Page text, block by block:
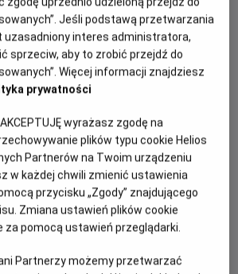
WIĘCEJ SZCZEGÓŁÓW
z łabędzi zamienia się w piękną
zdaje się oszołomiony. Na
rzucony czar, który trzyma ją w
jej odzyskać ludzką postać jedynie w
odpowiedzialny na klątwę Odetty,
sprawiając, aby zadeklarował
złożoną Odetcie. Skazana na
Jeśli podstawą przetwarzania
uzasadniony interes administratora,
sprzeciw, aby to zrobić przejdź do
Więcej informacji znajdziesz
prywatności
wyrażasz zgodę na
plików typu cookie Helios
Partnerów na Twoim urządzeniu
w każdej chwili zmienić ustawienia
przycisku „Zgody” znajdującego
Zmiana ustawień plików cookie
pomocą ustawień przeglądarki.
Partnerzy możemy przetwarzać